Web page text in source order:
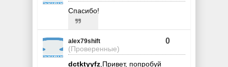
Спасибо!
alex79shift
(Проверенные)
0
dctktyyfz ,Привет, попробуй